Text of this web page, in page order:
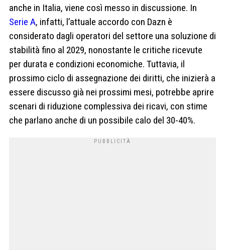
anche in Italia, viene così messo in discussione. In
Serie A, infatti, l’attuale accordo con Dazn è
considerato dagli operatori del settore una soluzione di
stabilità fino al 2029, nonostante le critiche ricevute
per durata e condizioni economiche. Tuttavia, il
prossimo ciclo di assegnazione dei diritti, che inizierà a
essere discusso già nei prossimi mesi, potrebbe aprire
scenari di riduzione complessiva dei ricavi, con stime
che parlano anche di un possibile calo del 30-40%.